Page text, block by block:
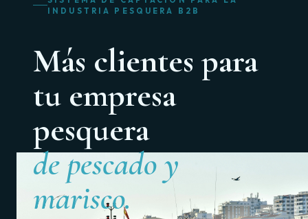
INDUSTRIA PESQUERA B2B
Más clientes para
tu empresa
pesquera
de pescado y
marisco.